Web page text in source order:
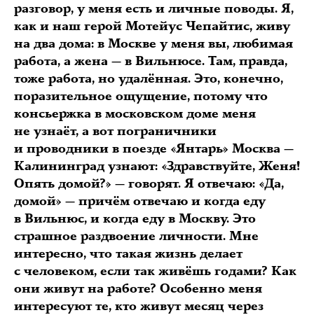
разговор, у меня есть и личные поводы. Я,
как и наш герой Мотейус Чепайтис, живу
на два дома: в Москве у меня вы, любимая
работа, а жена — в Вильнюсе. Там, правда,
тоже работа, но удалённая. Это, конечно,
поразительное ощущение, потому что
консьержка в московском доме меня
не узнаёт, а вот пограничники
и проводники в поезде «Янтарь» Москва —
Калининград узнают: «Здравствуйте, Женя!
Опять домой?» — говорят. Я отвечаю: «Да,
домой» — причём отвечаю и когда еду
в Вильнюс, и когда еду в Москву. Это
страшное раздвоение личности. Мне
интересно, что такая жизнь делает
с человеком, если так живёшь годами? Как
они живут на работе? Особенно меня
интересуют те, кто живут месяц через